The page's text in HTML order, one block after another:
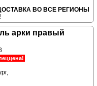
ВО ВСЕ РЕГИОНЫ
арки правый